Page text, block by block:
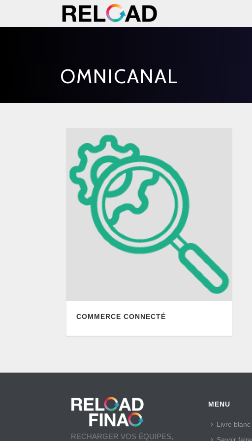
OMNICANAL
COMMERCE CONNECTÉ
RECHARGER VOS ÉQUIPES,
MENU
Livre blanc
Savoir faire